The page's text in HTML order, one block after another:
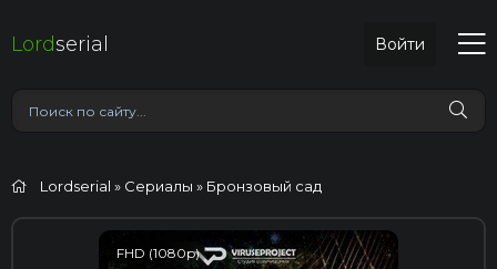
Lordserial Войти
Lordserial » Сериалы » Бронзовый сад
FHD (1080p)